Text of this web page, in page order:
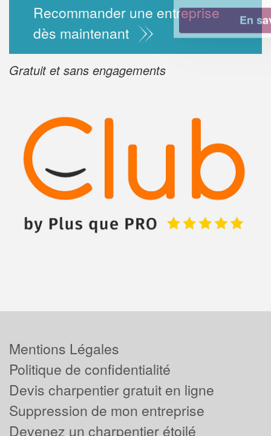
Recommander une entreprise
dès maintenant
Gratuit et sans engagements
En savoir plus
Mentions Légales
Politique de confidentialité
Devis charpentier gratuit en ligne
Suppression de mon entreprise
Devenez un charpentier étoilé